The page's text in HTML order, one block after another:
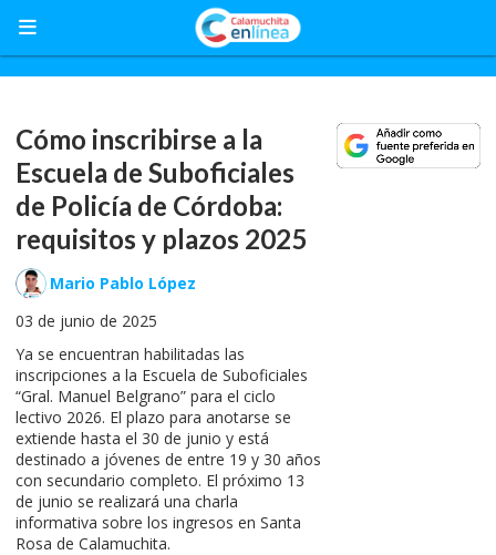
Cómo inscribirse a la
Escuela de Suboficiales
de Policía de Córdoba:
requisitos y plazos 2025
Ya se encuentran habilitadas las
inscripciones a la Escuela de Suboficiales
“Gral. Manuel Belgrano” para el ciclo
lectivo 2026. El plazo para anotarse se
extiende hasta el 30 de junio y está
destinado a jóvenes de entre 19 y 30 años
con secundario completo. El próximo 13
de junio se realizará una charla
informativa sobre los ingresos en Santa
Rosa de Calamuchita.
03 de junio de 2025
Mario Pablo López